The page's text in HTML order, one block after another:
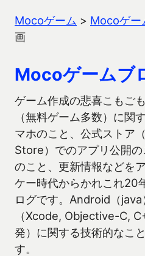
Mocoゲーム > Mocoゲー
画
Mocoゲームブ
ゲーム作成の悲喜こもご
（無料ゲーム多数）に関
マホのこと、公式ストア
Store）でのアプリ公開
のこと、更新情報などを
ケー時代からかれこれ20
ログです。Android（
（Xcode, Objective-C,
発）に関する技術的なこ
す。